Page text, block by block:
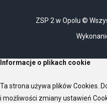
ZSP 2 w Opolu ©
Informacje o plikach cookie
Ta strona używa plików Cookies.
i możliwości zmiany ustawień